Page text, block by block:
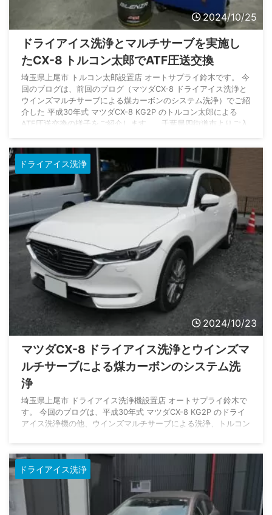
2024/10/25
ドライアイス洗浄とマルチサーブを実施し
たCX-8 トルコン太郎でATF圧送交換
埼玉県上尾市 トルコン太郎設置店 オートサプライ鈴木です。 今
回のブログは、前回のブログ（マツダCX-8 ドライアイス洗浄と
ウインズマルチサーブによる煤カーボンのシステム洗浄）でご紹
介した 平成30年式 マツダCX-8 KG2P のトルコン太郎による
ATF圧送交換の様子をご紹介します。 千葉県四街道市よりご入
プライ鈴木をご指名いただきまして誠にありがとうございます。
車両情報 車名 CX-8 メーカー マツダ 型式 3D ...
ドライアイス洗浄
2024/10/23
マツダCX-8 ドライアイス洗浄とウインズマ
ルチサーブによる煤カーボンのシステム洗
浄
埼玉県上尾市 ドライアイス洗浄機設置店 オートサプライ鈴木で
す。 今回のブログは、平成30年式 マツダCX-8 KG2P のドライ
アイス洗浄機の他、ウインズマルチサーブによる洗浄、トルコン
ら、オートサプライ鈴木をご指名いただきまして誠にありがとう
ございます。 車両情報 車名 CX-8 メーカー マツダ 型式 3DA-
KG2P グレード CD PROACTIV 初度 ...
ドライアイス洗浄